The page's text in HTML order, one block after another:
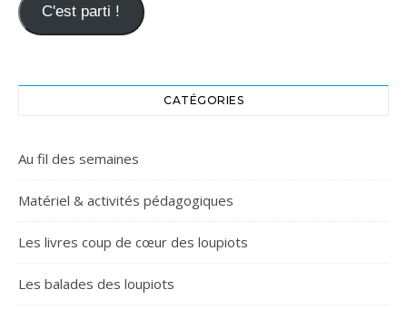
C'est parti !
CATÉGORIES
Au fil des semaines
Matériel & activités pédagogiques
Les livres coup de cœur des loupiots
Les balades des loupiots